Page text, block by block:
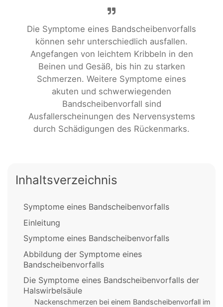
Die Symptome eines Bandscheibenvorfalls
können sehr unterschiedlich ausfallen.
Angefangen von leichtem Kribbeln in den
Beinen und Gesäß, bis hin zu starken
Schmerzen. Weitere Symptome eines
akuten und schwerwiegenden
Bandscheibenvorfall sind
Ausfallerscheinungen des Nervensystems
durch Schädigungen des Rückenmarks.
Inhaltsverzeichnis
Symptome eines Bandscheibenvorfalls
Einleitung
Symptome eines Bandscheibenvorfalls
Abbildung der Symptome eines
Bandscheibenvorfalls
Die Symptome eines Bandscheibenvorfalls der
Halswirbelsäule
Nackenschmerzen bei einem Bandscheibenvorfall im